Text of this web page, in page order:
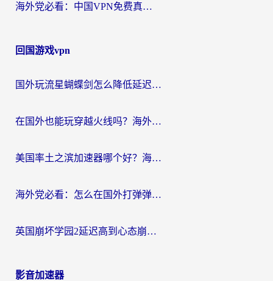
海外党必看：中国VPN免费真的靠谱吗？手把手教你选对回国加速器
回国游戏vpn
国外玩流星蝴蝶剑怎么降低延迟？海外党必看的加速秘籍（含欧洲鸣潮&彩虹岛优化攻略）
在国外也能玩穿越火线吗？海外玩家国服游戏畅玩终极指南
美国率土之滨加速器哪个好？海外党国服游戏畅玩终极指南（附多游戏解决方案）
海外党必看：怎么在国外打弹弹堂不卡？番茄加速器亲测指南
英国崩坏学园2延迟高到心态崩？海外党国服游戏加速终极指南
影音加速器